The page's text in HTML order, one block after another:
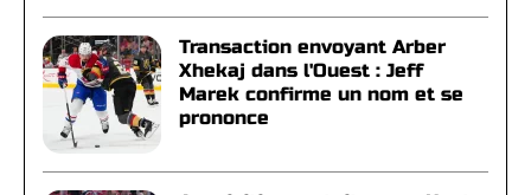
Transaction envoyant Arber
Xhekaj dans l'Ouest : Jeff
Marek confirme un nom et se
prononce